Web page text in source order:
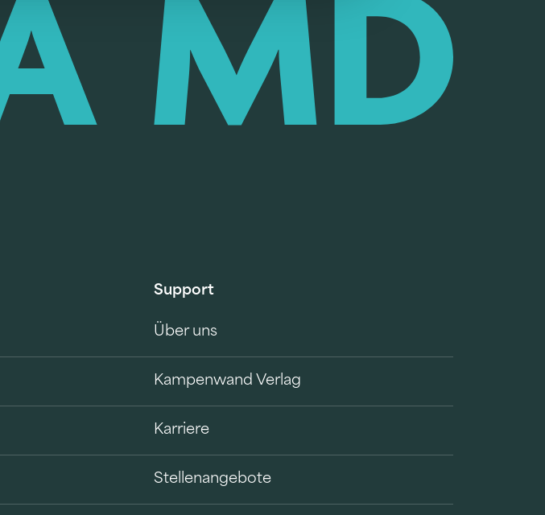
Support
Über uns
Kampenwand Verlag
Karriere
Stellenangebote